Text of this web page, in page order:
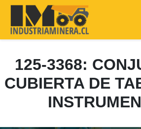
125-3368:
CUBIERTA DE